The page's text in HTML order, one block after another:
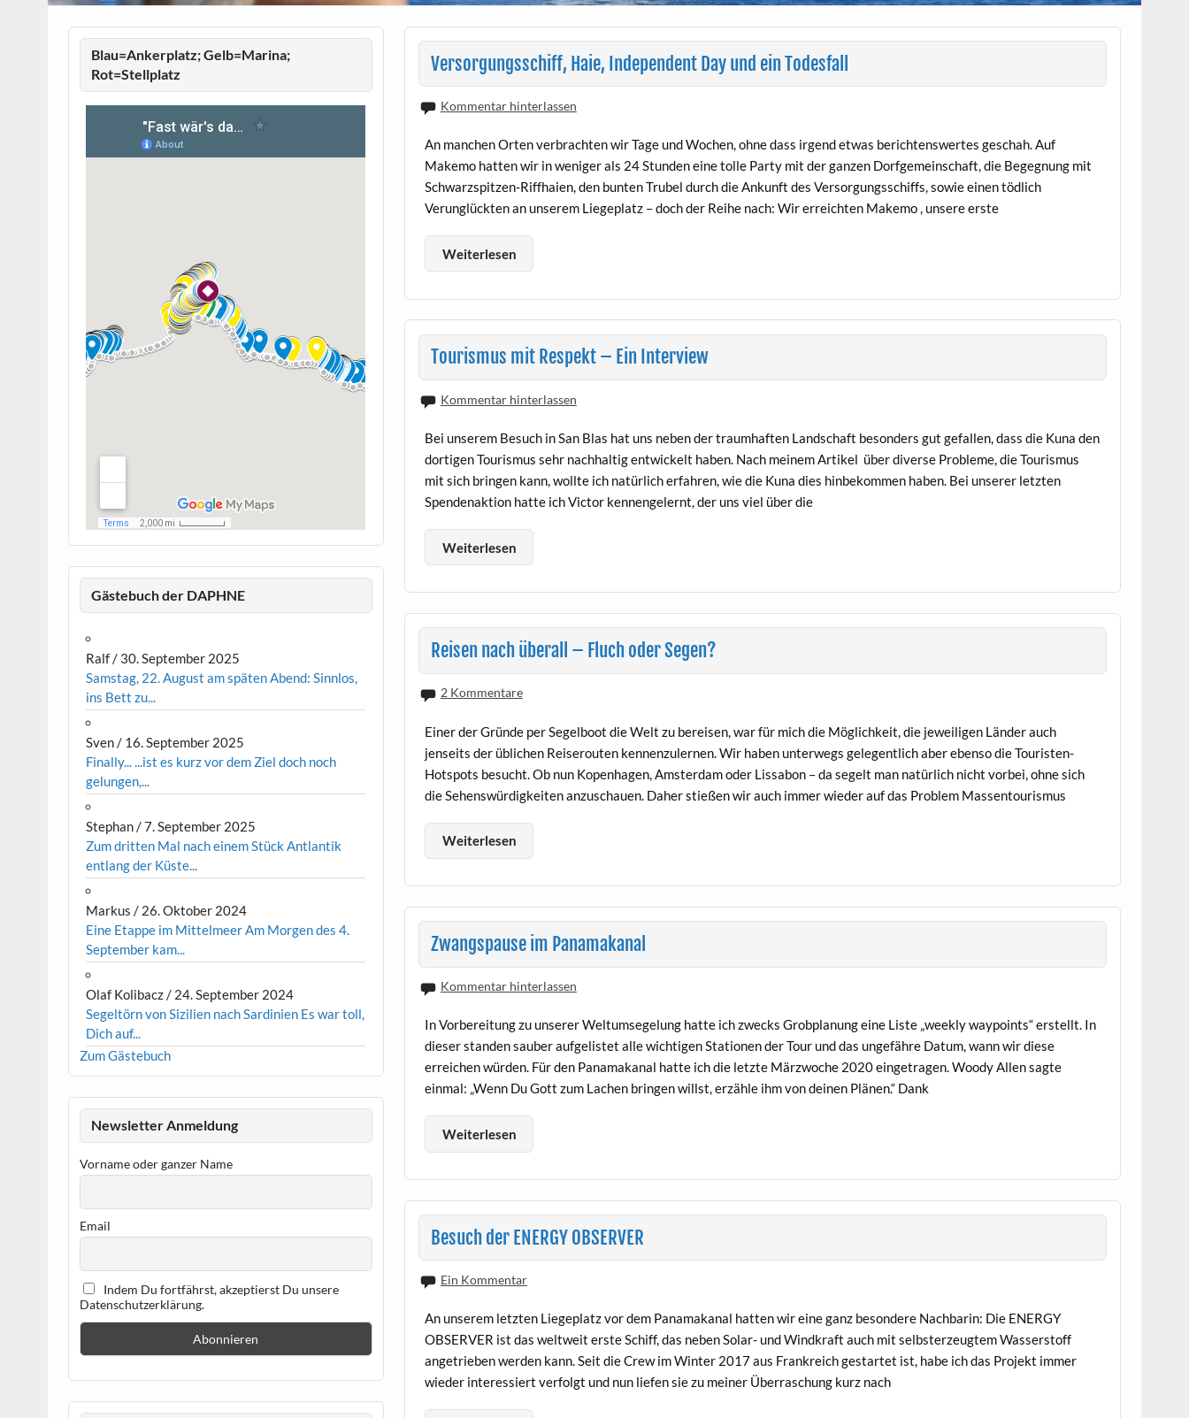
Versorgungsschiff, Haie, Independent Day und ein Todesfall
Kommentar hinterlassen
An manchen Orten verbrachten wir Tage und Wochen, ohne dass irgend etwas berichtenswertes geschah. Auf
Makemo hatten wir in weniger als 24 Stunden eine tolle Party mit der ganzen Dorfgemeinschaft, die Begegnung mit
Schwarzspitzen-Riffhaien, den bunten Trubel durch die Ankunft des Versorgungsschiffs, sowie einen tödlich
Verunglückten an unserem Liegeplatz – doch der Reihe nach: Wir erreichten Makemo , unsere erste
Weiterlesen
Tourismus mit Respekt – Ein Interview
Kommentar hinterlassen
Bei unserem Besuch in San Blas hat uns neben der traumhaften Landschaft besonders gut gefallen, dass die Kuna den
dortigen Tourismus sehr nachhaltig entwickelt haben. Nach meinem Artikel über diverse Probleme, die Tourismus
mit sich bringen kann, wollte ich natürlich erfahren, wie die Kuna dies hinbekommen haben. Bei unserer letzten
Spendenaktion hatte ich Victor kennengelernt, der uns viel über die
Weiterlesen
Reisen nach überall – Fluch oder Segen?
2 Kommentare
Einer der Gründe per Segelboot die Welt zu bereisen, war für mich die Möglichkeit, die jeweiligen Länder auch
jenseits der üblichen Reiserouten kennenzulernen. Wir haben unterwegs gelegentlich aber ebenso die Touristen-
Hotspots besucht. Ob nun Kopenhagen, Amsterdam oder Lissabon – da segelt man natürlich nicht vorbei, ohne sich
die Sehenswürdigkeiten anzuschauen. Daher stießen wir auch immer wieder auf das Problem Massentourismus
Weiterlesen
Zwangspause im Panamakanal
Kommentar hinterlassen
In Vorbereitung zu unserer Weltumsegelung hatte ich zwecks Grobplanung eine Liste „weekly waypoints“ erstellt. In
dieser standen sauber aufgelistet alle wichtigen Stationen der Tour und das ungefähre Datum, wann wir diese
erreichen würden. Für den Panamakanal hatte ich die letzte Märzwoche 2020 eingetragen. Woody Allen sagte
einmal: „Wenn Du Gott zum Lachen bringen willst, erzähle ihm von deinen Plänen.“ Dank
Weiterlesen
Besuch der ENERGY OBSERVER
Ein Kommentar
An unserem letzten Liegeplatz vor dem Panamakanal hatten wir eine ganz besondere Nachbarin: Die ENERGY
OBSERVER ist das weltweit erste Schiff, das neben Solar- und Windkraft auch mit selbsterzeugtem Wasserstoff
angetrieben werden kann. Seit die Crew im Winter 2017 aus Frankreich gestartet ist, habe ich das Projekt immer
wieder interessiert verfolgt und nun liefen sie zu meiner Überraschung kurz nach
Blau=Ankerplatz; Gelb=Marina;
Rot=Stellplatz
Gästebuch der DAPHNE
Ralf/ 30. September 2025
Samstag, 22. August am späten Abend: Sinnlos,
ins Bett zu...
Sven/ 16. September 2025
Finally... ...ist es kurz vor dem Ziel doch noch
gelungen,...
Stephan/7. September 2025
Zum dritten Mal nach einem Stück Antlantik
entlang der Küste...
Markus / 26. Oktober 2024
Eine Etappe im Mittelmeer Am Morgen des 4.
September kam...
Olaf Kolibacz/ 24. September 2024
Segeltörn von Sizilien nach Sardinien Es war toll,
Dich auf...
Zum Gästebuch
Newsletter Anmeldung
Vorname oder ganzer Name
Email
Indem Du fortfährst, akzeptierst Du unsere
Datenschutzerklärung.